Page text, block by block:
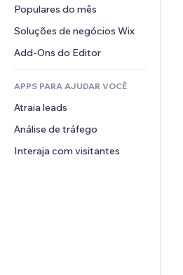
Compartilhamento de arquivos
Notícias
Botões e menus
Banners e selos
Calculadoras
Busca
Previsão do tempo
Tabelas e gráficos
Comentários
Telefone
Comunidade
Avaliações e depoimentos
CRM
Populares do mês
Soluções de negócios Wix
Add-Ons do Editor
APPS PARA AJUDAR VOCÊ
Atraia leads
Análise de tráfego
Interaja com visitantes